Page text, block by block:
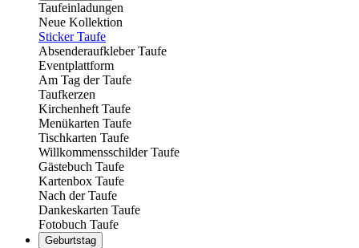
Taufeinladungen
Neue Kollektion
Sticker Taufe
Absenderaufkleber Taufe
Eventplattform
Am Tag der Taufe
Taufkerzen
Kirchenheft Taufe
Menükarten Taufe
Tischkarten Taufe
Willkommensschilder Taufe
Gästebuch Taufe
Kartenbox Taufe
Nach der Taufe
Dankeskarten Taufe
Fotobuch Taufe
Geburtstag